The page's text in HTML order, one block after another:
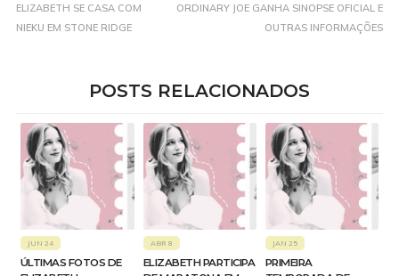
ELIZABETH SE CASA COM
NIEKU EM STONE RIDGE
ORDINARY JOE GANHA SINOPSE OFICIAL E
OUTRAS INFORMAÇÕES
POSTS RELACIONADOS
JUN 24
ÚLTIMAS FOTOS DE
ABR 8
ELIZABETH PARTICIPA
JAN 25
PRIMEIRA